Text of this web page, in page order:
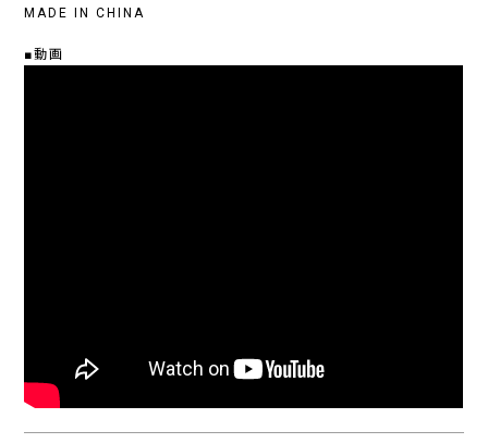
MADE IN CHINA
■動画